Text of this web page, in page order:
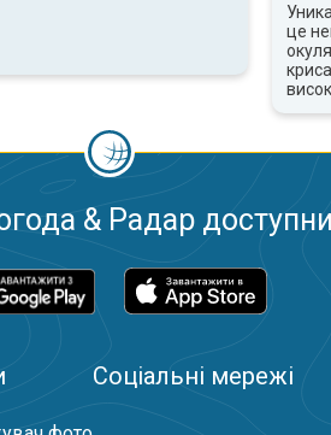
це
& Радар
Соціальні мережі